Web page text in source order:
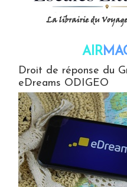
AIR
Droit de réponse du
eDreams ODIGEO